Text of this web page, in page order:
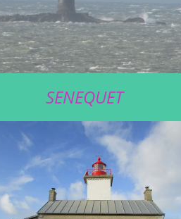
SENEQUET